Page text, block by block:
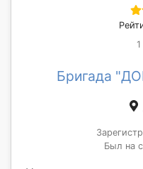
Бригада
Был на